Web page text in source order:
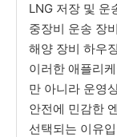
LNG 저장 및 운
중장비 운송 장
해양 장비 하우
이러한 애플리
만 아니라 운영
안전에 민감한
선택되는 이유